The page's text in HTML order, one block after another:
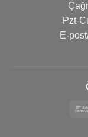
Pzt-
Е-